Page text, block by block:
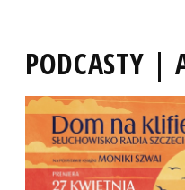
PODCASTY |